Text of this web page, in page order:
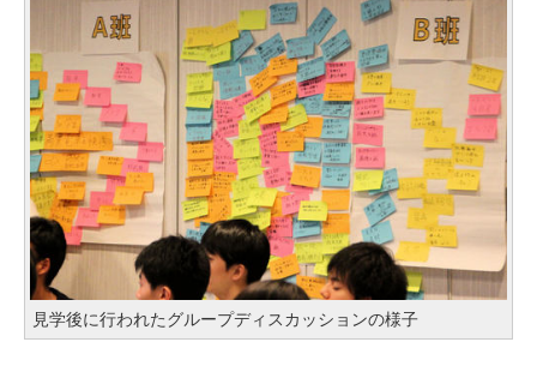
見学後に行われたグループディスカッションの様子